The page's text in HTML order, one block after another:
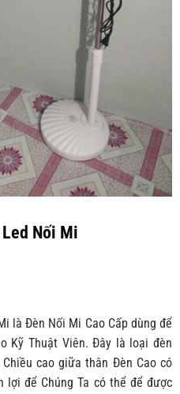
Nối Mi
là Đèn Nối Mi Cao Cấp dùng để
Kỹ Thuật Viên. Đây là loại đèn
cao giữa thân Đèn Cao có
lợi để Chúng Ta có thể để được